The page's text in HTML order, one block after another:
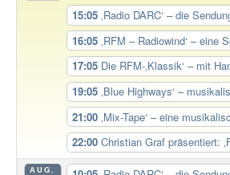
15:05 ‚Radio DARC‘ – die
16:05 ‚RFM – Radiowind‘ – eine
17:05 Die RFM-‚Klassik‘ – mit
19:05 ‚Blue Highways‘ –
21:00 ‚Mix-Tape‘ – eine
22:00 Christian Graf präsentiert:
AUG.